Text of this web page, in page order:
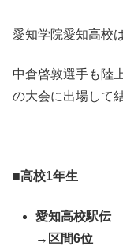
愛知学院愛知高校
中倉啓敦選手も陸
の大会に出場して
■高校1年生
愛知高校駅伝
→区間6位